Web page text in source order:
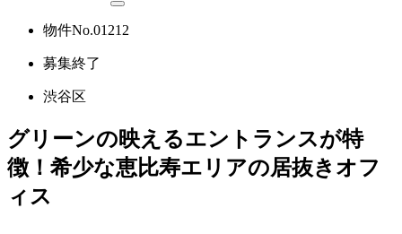
物件No.01212
募集終了
渋谷区
グリーンの映えるエントランスが特
徴！希少な恵比寿エリアの居抜きオフ
ィス